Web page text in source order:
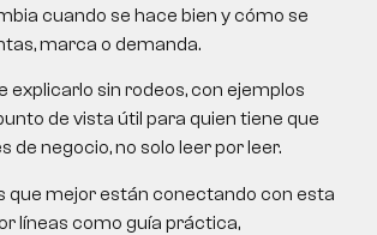
cuando se hace bien y cómo se
marca o demanda.
explicarlo sin rodeos, con ejemplos
de vista útil para quien tiene que
de negocio, no solo leer por leer.
que mejor están conectando con esta
líneas como guía práctica,